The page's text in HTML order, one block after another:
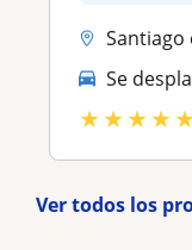
Santiago
Se
★★★★
Ver todos los